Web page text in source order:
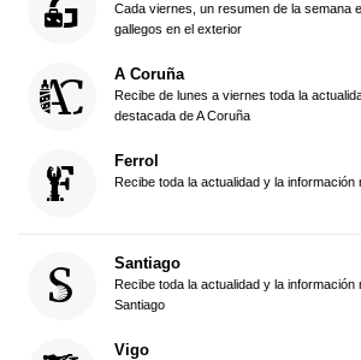
Cada viernes, un resumen de la semana
gallegos en el exterior
A Coruña
Recibe de lunes a viernes toda la
destacada de A Coruña
Ferrol
Recibe toda la actualidad y la
Santiago
Recibe toda la actualidad y la información
Santiago
Vigo